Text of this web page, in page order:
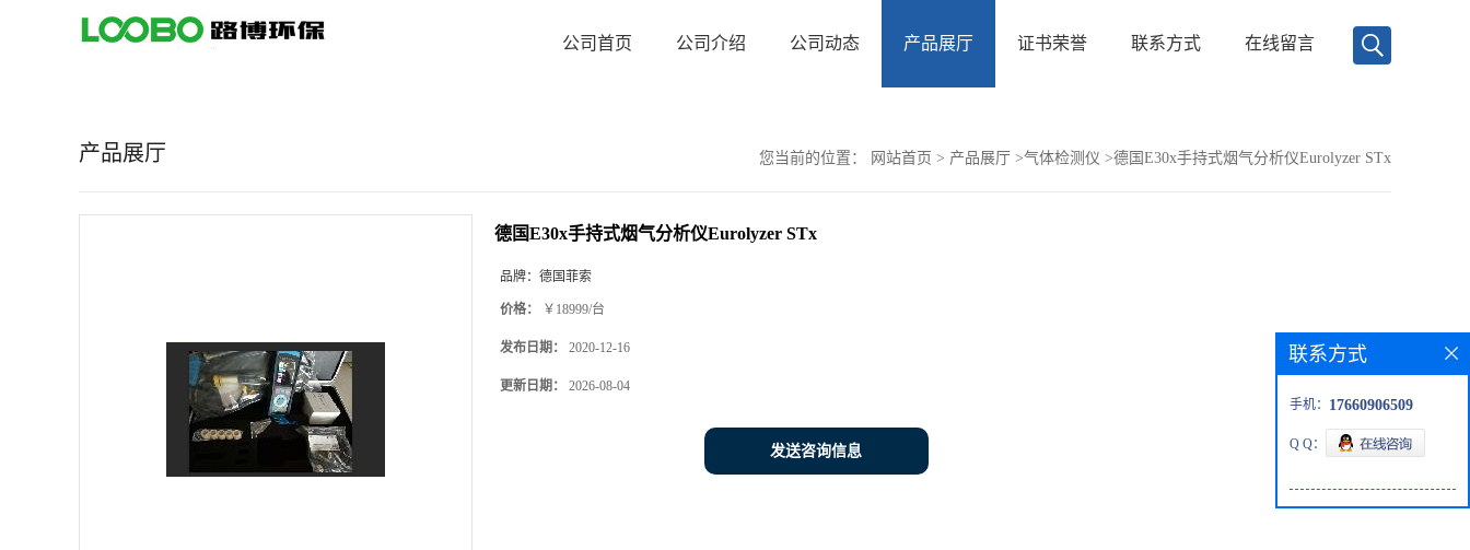
公司首页 公司介绍 公司动态 产品展厅 证书荣誉 联系方式 在线留言
产品展厅 您当前的位置： 网站首页 > 产品展厅 >气体检测仪 >德国E30x手持式烟气分析仪Eurolyzer STx
德国E30x手持式烟气分析仪Eurolyzer STx
品牌： 德国菲索
价格： ￥18999/台
发布日期： 2020-12-16
更新日期： 2026-08-04
发送咨询信息
联系方式
手机： 17660906509
Q Q：